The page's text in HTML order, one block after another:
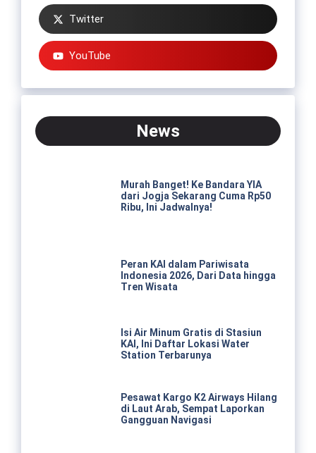
Twitter
YouTube
News
Murah Banget! Ke Bandara YIA
dari Jogja Sekarang Cuma Rp50
Ribu, Ini Jadwalnya!
Peran KAI dalam Pariwisata
Indonesia 2026, Dari Data hingga
Tren Wisata
Isi Air Minum Gratis di Stasiun
KAI, Ini Daftar Lokasi Water
Station Terbarunya
Pesawat Kargo K2 Airways Hilang
di Laut Arab, Sempat Laporkan
Gangguan Navigasi